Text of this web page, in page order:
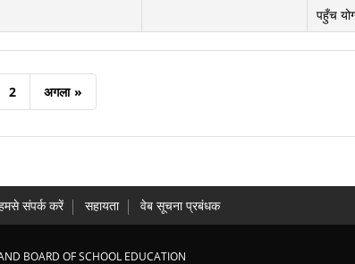
पहुँच
2 अगला »
संपर्क करें सहायता वेब सूचना प्रबंधक
BOARD OF SCHOOL EDUCATION